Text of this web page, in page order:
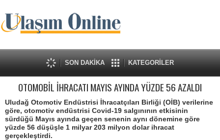
SON DAKİKA KATEGORİLER
OTOMOBİL İHRACATI MAYIS AYINDA YÜZDE 56 AZALDI
Uludağ Otomotiv Endüstrisi İhracatçıları Birliği (OİB) verilerine
göre, otomotiv endüstrisi Covid-19 salgınının etkisinin
sürdüğü Mayıs ayında geçen senenin aynı dönemine göre
yüzde 56 düşüşle 1 milyar 203 milyon dolar ihracat
gerçekleştirdi.